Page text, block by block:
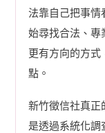
法靠自己把事情
始尋找合法、專
更有方向的方式
點。
新竹徵信社真正
是透過系統化調